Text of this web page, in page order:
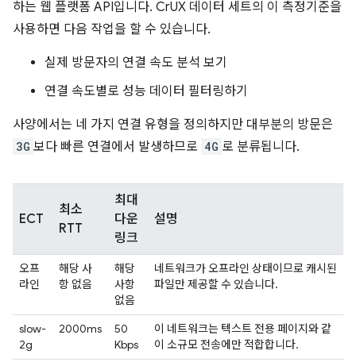
하는 웹 플랫폼 API입니다. CrUX 데이터 세트의 이 측정기준을
사용하면 다음 작업을 할 수 있습니다.
실제 방문자의 연결 속도 분석 보기
연결 속도별로 성능 데이터 필터링하기
사양에서는 네 가지 연결 유형을 정의하지만 대부분의 방문은
3G 보다 빠른 연결에서 발생하므로 4G 로 분류됩니다.
ECT
최소
RTT
최대
다운
링크
설명
오프
라인
해당 사
항 없음
해당
사항
없음
네트워크가 오프라인 상태이므로 캐시된
파일만 제공할 수 있습니다.
slow-
2g
2000ms
50
Kbps
이 네트워크는 텍스트 전용 페이지와 같
이 소규모 전송에만 적합합니다.